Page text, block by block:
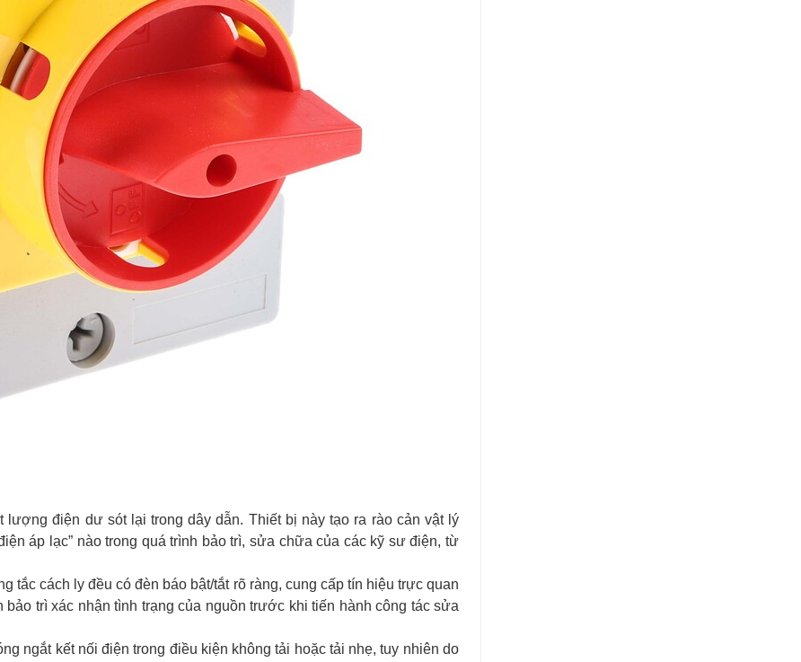
lượng điện dư sót lại trong dây dẫn. Thiết bị này tạo ra rào cản vật lý
áp lạc” nào trong quá trình bảo trì, sửa chữa của các kỹ sư điện, từ
tắc cách ly đều có đèn báo bật/tắt rõ ràng, cung cấp tín hiệu trực quan
trì xác nhận tình trạng của nguồn trước khi tiến hành công tác sửa
ngắt kết nối điện trong điều kiện không tải hoặc tải nhẹ, tuy nhiên do